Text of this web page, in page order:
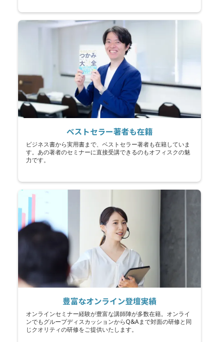
ベストセラー著者も在籍
ビジネス書から実用書まで、ベストセラー著者も在籍していま
す。あの著者のセミナーに直接受講できるのもオフィスクの魅
力です。
豊富なオンライン登壇実績
オンラインセミナー経験が豊富な講師陣が多数在籍。オンライ
ンでもグループディスカッションからQ&Aまで対面の研修と同
じクオリティの研修をご提供いたします。